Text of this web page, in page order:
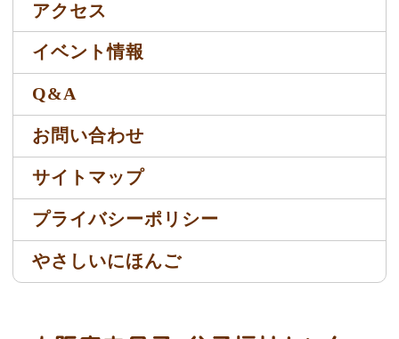
アクセス
イベント情報
Q&A
お問い合わせ
サイトマップ
プライバシーポリシー
やさしいにほんご